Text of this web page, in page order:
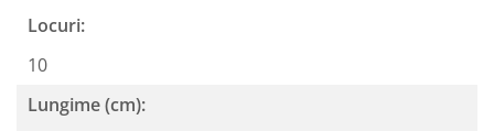
Locuri:
10
Lungime (cm):